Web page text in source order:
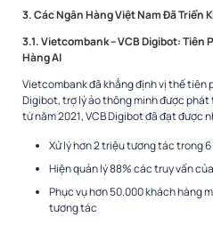
3. Các Ngân Hàng Việt Nam Đã Triển
3.1. Vietcombank – VCB Digibot: Tiên
Hàng AI
Vietcombank đã khẳng định vị thế tiên
Digibot, trợ lý ảo thông minh được phát
từ năm 2021, VCB Digibot đã đạt được
Xử lý hơn 2 triệu tương tác trong
Hiện quản lý 88% các truy vấn
Phục vụ hơn 50.000 khách hàng
tương tác